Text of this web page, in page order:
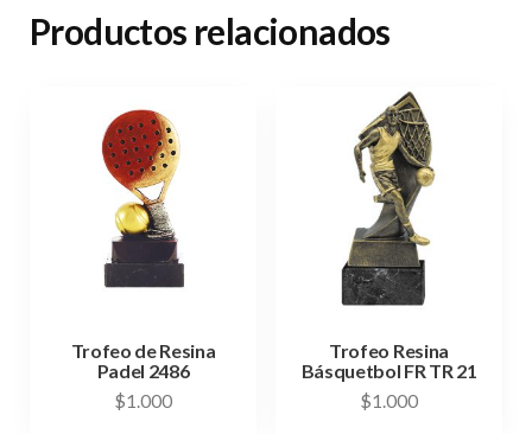
Productos relacionados
Trofeo de Resina
Padel 2486
$1.000
Trofeo Resina
Básquetbol FR TR 21
$1.000